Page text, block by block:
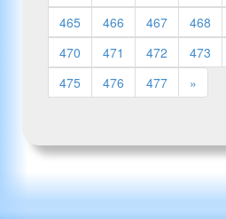
465
466 467 468
470
471 472 473
475
476 477 »